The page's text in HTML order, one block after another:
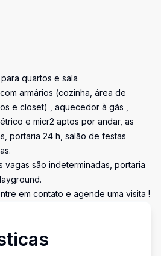
quartos e sala
armários (cozinha, área de
e closet) , aquecedor à gás ,
e micr2 aptos por andar, as
portaria 24 h, salão de festas
vagas são indeterminadas, portaria
em contato e agende uma visita !